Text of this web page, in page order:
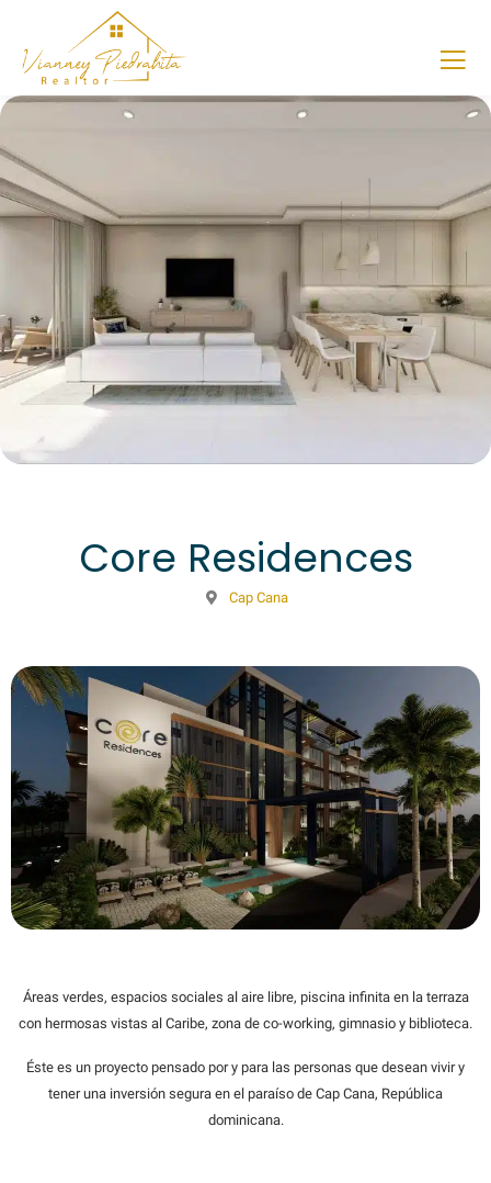
Core Residences
Cap Cana
Áreas verdes, espacios sociales al aire libre, piscina infinita en la terraza
con hermosas vistas al Caribe, zona de co-working, gimnasio y biblioteca.
Éste es un proyecto pensado por y para las personas que desean vivir y
tener una inversión segura en el paraíso de Cap Cana, República
dominicana.